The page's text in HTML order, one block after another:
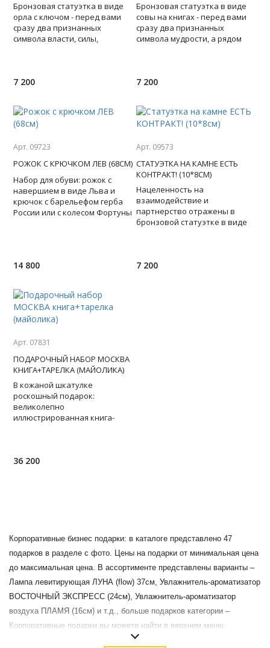
Бронзовая статуэтка в виде
орла с ключом - перед вами
сразу два признанных
символа власти, силы,
7 200
Бронзовая статуэтка в виде
совы на книгах - перед вами
сразу два признанных
символа мудрости, а рядом
7 200
Арт. 09723
РОЖОК С КРЮЧКОМ ЛЕВ (68СМ)
Набор для обуви: рожок с
навершием в виде Льва и
крючок с барельефом герба
России или с колесом Фортуны
14 800
Арт. 09573
СТАТУЭТКА НА КАМНЕ ЕСТЬ
КОНТРАКТ! (10*8СМ)
Нацеленность на
взаимодействие и
партнерство отражены в
бронзовой статуэтке в виде
7 200
Арт. 07831
ПОДАРОЧНЫЙ НАБОР МОСКВА
КНИГА+ТАРЕЛКА (МАЙОЛИКА)
В кожаной шкатулке
роскошный подарок:
великолепно
иллюстрированная книга-
36 200
Корпоративные бизнес подарки: в каталоге представлено 47
подарков в разделе с фото. Цены на подарки от минимальная цена
до максимальная цена. В ассортименте представлены варианты –
Лампа левитирующая ЛУНА (flow) 37см, Увлажнитель-ароматизатор
ВОСТОЧНЫЙ ЭКСПРЕСС (24см), Увлажнитель-ароматизатор
воздуха ПЛАМЯ (16см) и т.д., больше подарков категории –
Корпоративные подарки вы можете найти в верхнем меню.
Купить Корпоративные бизнес подарки в Москве с доставкой.